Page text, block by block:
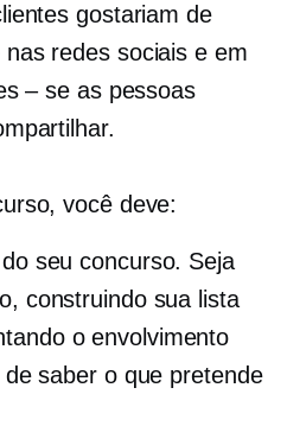
gostariam de
redes sociais e em
– se as pessoas
você deve:
seu concurso. Seja
construindo sua lista
o envolvimento
saber o que pretende